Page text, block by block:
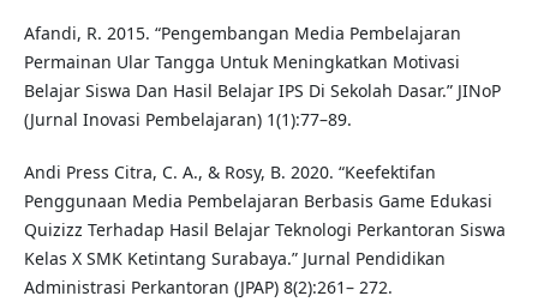
Afandi, R. 2015. “Pengembangan Media Pembelajaran
Permainan Ular Tangga Untuk Meningkatkan Motivasi
Belajar Siswa Dan Hasil Belajar IPS Di Sekolah Dasar.” JINoP
(Jurnal Inovasi Pembelajaran) 1(1):77–89.
Andi Press Citra, C. A., & Rosy, B. 2020. “Keefektifan
Penggunaan Media Pembelajaran Berbasis Game Edukasi
Quizizz Terhadap Hasil Belajar Teknologi Perkantoran Siswa
Kelas X SMK Ketintang Surabaya.” Jurnal Pendidikan
Administrasi Perkantoran (JPAP) 8(2):261– 272.